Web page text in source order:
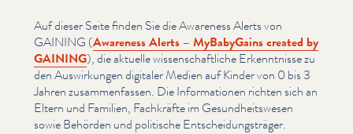
Auf dieser Seite finden Sie die Awareness Alerts von
GAINING (Awareness Alerts – MyBabyGains created by
GAINING), die aktuelle wis­senschaftliche Erken­nt­nisse zu
den Auswirkun­gen digitaler Medien auf Kinder von 0 bis 3
Jahren zusam­men­fassen. Die Infor­ma­tio­nen richten sich an
Eltern und Familien, Fachkräfte im Gesund­heitswe­sen
sowie Behörden und politische Entschei­dungsträger.